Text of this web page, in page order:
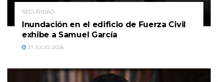
SEGURIDAD
Inundación en el edificio de Fuerza Civil
exhibe a Samuel García
27 JULIO, 2026